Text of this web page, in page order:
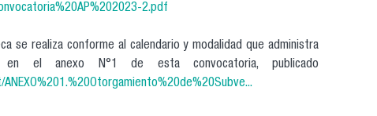
2.pdf
se realiza conforme al calendario y modalidad que administra
en el anexo N°1 de esta convocatoria, publicado